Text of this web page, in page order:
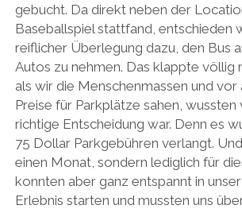
gebucht. Da direkt neben der
Baseballspiel stattfand, entschieden
reiflicher Überlegung dazu, den Bus
Autos zu nehmen. Das klappte völlig
als wir die Menschenmassen und vor
Preise für Parkplätze sahen, wussten
richtige Entscheidung war. Denn es
75 Dollar Parkgebühren verlangt.
einen Monat, sondern lediglich für
konnten aber ganz entspannt in
Erlebnis starten und mussten uns